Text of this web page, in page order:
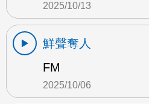
2025/10/13
鮮聲奪人
FM
2025/10/06